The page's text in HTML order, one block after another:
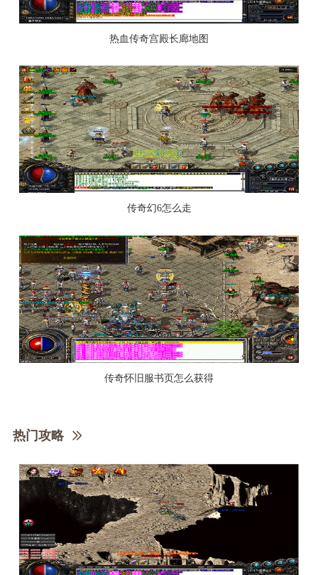
热血传奇宫殿长廊地图
传奇幻6怎么走
传奇怀旧服书页怎么获得
热门攻略